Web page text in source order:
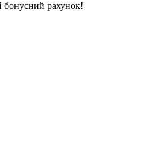
бонусний рахунок!